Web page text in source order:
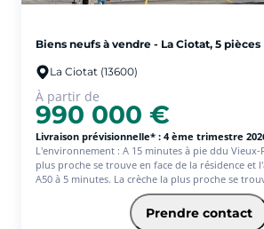
Biens neufs à vendre - La Ciotat, 5 pièces
La Ciotat (13600)
À partir de
990 000 €
Livraison prévisionnelle* : 4 ème trimestre
L'environnement : A 15 minutes à pie ddu
plus proche se trouve en face de la résidence et
A50 à 5 minutes. La crèche la plus proche se
voiture, l'école à 1 minutes, le collège à 2 minutes
mètres. Dans un périmètre de 5 minutes à pied
se trouve un supermarché, une boulangerie
Prendre contact